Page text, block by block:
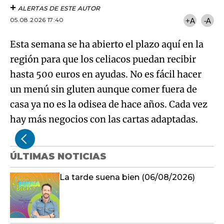
ALERTAS DE ESTE AUTOR
05.08.2026 17:40
+A -A
Esta semana se ha abierto el plazo aquí en la
región para que los celiacos puedan recibir
hasta 500 euros en ayudas. No es fácil hacer
un menú sin gluten aunque comer fuera de
casa ya no es la odisea de hace años. Cada vez
hay más negocios con las cartas adaptadas.
ÚLTIMAS NOTICIAS
La tarde suena bien (06/08/2026)